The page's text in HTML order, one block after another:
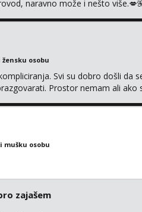
naravno može i nešto
osobu
Svi su dobro došli da
Prostor nemam ali
mušku osobu
zajašem